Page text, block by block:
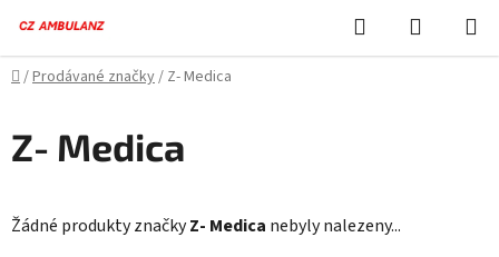
obsah
Hledat
KOŠÍK
Domů
/Prodávané značky/ Z- Medica
Z- Medica
Žádné produkty značkyZ- Medica nebyly nalezeny...